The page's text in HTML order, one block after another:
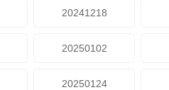
20241218
20250102
20250124